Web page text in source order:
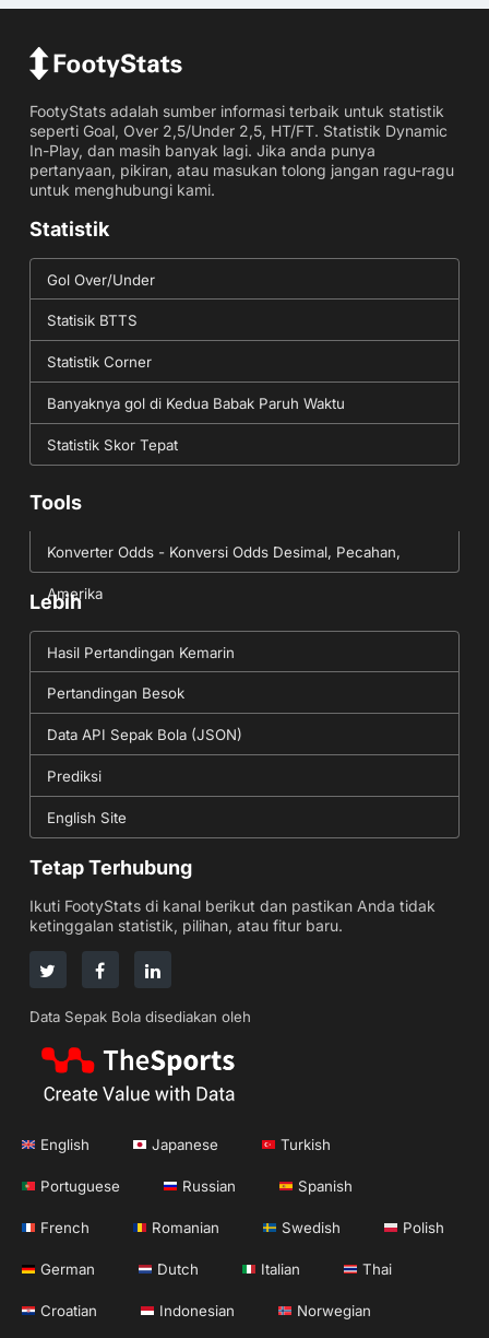
FootyStats adalah sumber informasi terbaik untuk statistik
seperti Goal, Over 2,5/Under 2,5, HT/FT. Statistik Dynamic
In-Play, dan masih banyak lagi. Jika anda punya
pertanyaan, pikiran, atau masukan tolong jangan ragu-ragu
untuk menghubungi kami.
Statistik
Gol Over/Under
Statisik BTTS
Statistik Corner
Banyaknya gol di Kedua Babak Paruh Waktu
Statistik Skor Tepat
Tools
Konverter Odds - Konversi Odds Desimal, Pecahan,
Amerika
Lebih
Hasil Pertandingan Kemarin
Pertandingan Besok
Data API Sepak Bola (JSON)
Prediksi
English Site
Tetap Terhubung
Ikuti FootyStats di kanal berikut dan pastikan Anda tidak
ketinggalan statistik, pilihan, atau fitur baru.
Data Sepak Bola disediakan oleh
English Japanese Turkish
Portuguese Russian Spanish
French Romanian Swedish Polish
German Dutch Italian Thai
Croatian Indonesian Norwegian